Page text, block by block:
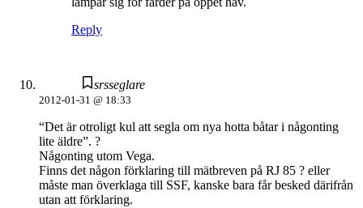
Reply
srsseglare
2012-01-31 @ 18:33
“Det är otroligt kul att segla om nya hotta båtar i någonting
lite äldre”. ?
Någonting utom Vega.
Finns det någon förklaring till mätbreven på RJ 85 ? eller
måste man överklaga till SSF, kanske bara får besked därifrån
utan att förklaring.